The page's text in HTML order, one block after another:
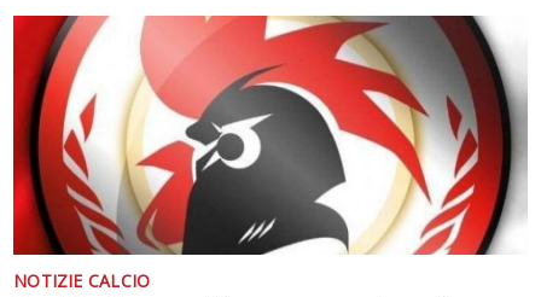
NOTIZIE CALCIO